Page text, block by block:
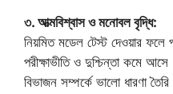
৩. আত্মবিশ্বাস ও মনোবল বৃদ্ধি:
নিয়মিত মডেল টেস্ট দেওয়ার ফলে
পরীক্ষাভীতি ও দুশ্চিন্তা কমে
বিভাজন সম্পর্কে ভালো ধারণা